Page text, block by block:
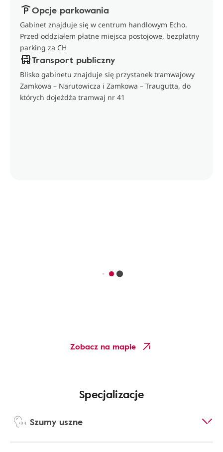
Opcje parkowania
Gabinet znajduje się w centrum handlowym Echo.
Przed oddziałem płatne miejsca postojowe, bezpłatny
parking za CH
Transport publiczny
Blisko gabinetu znajduje się przystanek tramwajowy
Zamkowa – Narutowicza i Zamkowa – Traugutta, do
których dojeżdża tramwaj nr 41
Zobacz na mapie
Specjalizacje
Szumy uszne